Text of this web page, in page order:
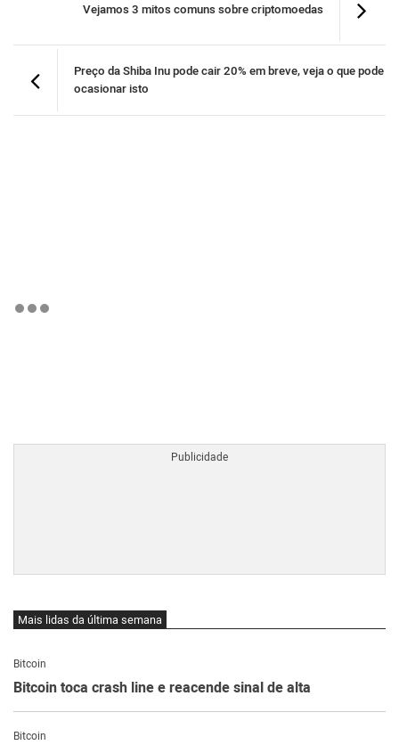
Vejamos 3 mitos comuns sobre criptomoedas
Preço da Shiba Inu pode cair 20% em breve, veja o que pode
ocasionar isto
Mais lidas da última semana
Bitcoin
Bitcoin toca crash line e reacende sinal de alta
Bitcoin